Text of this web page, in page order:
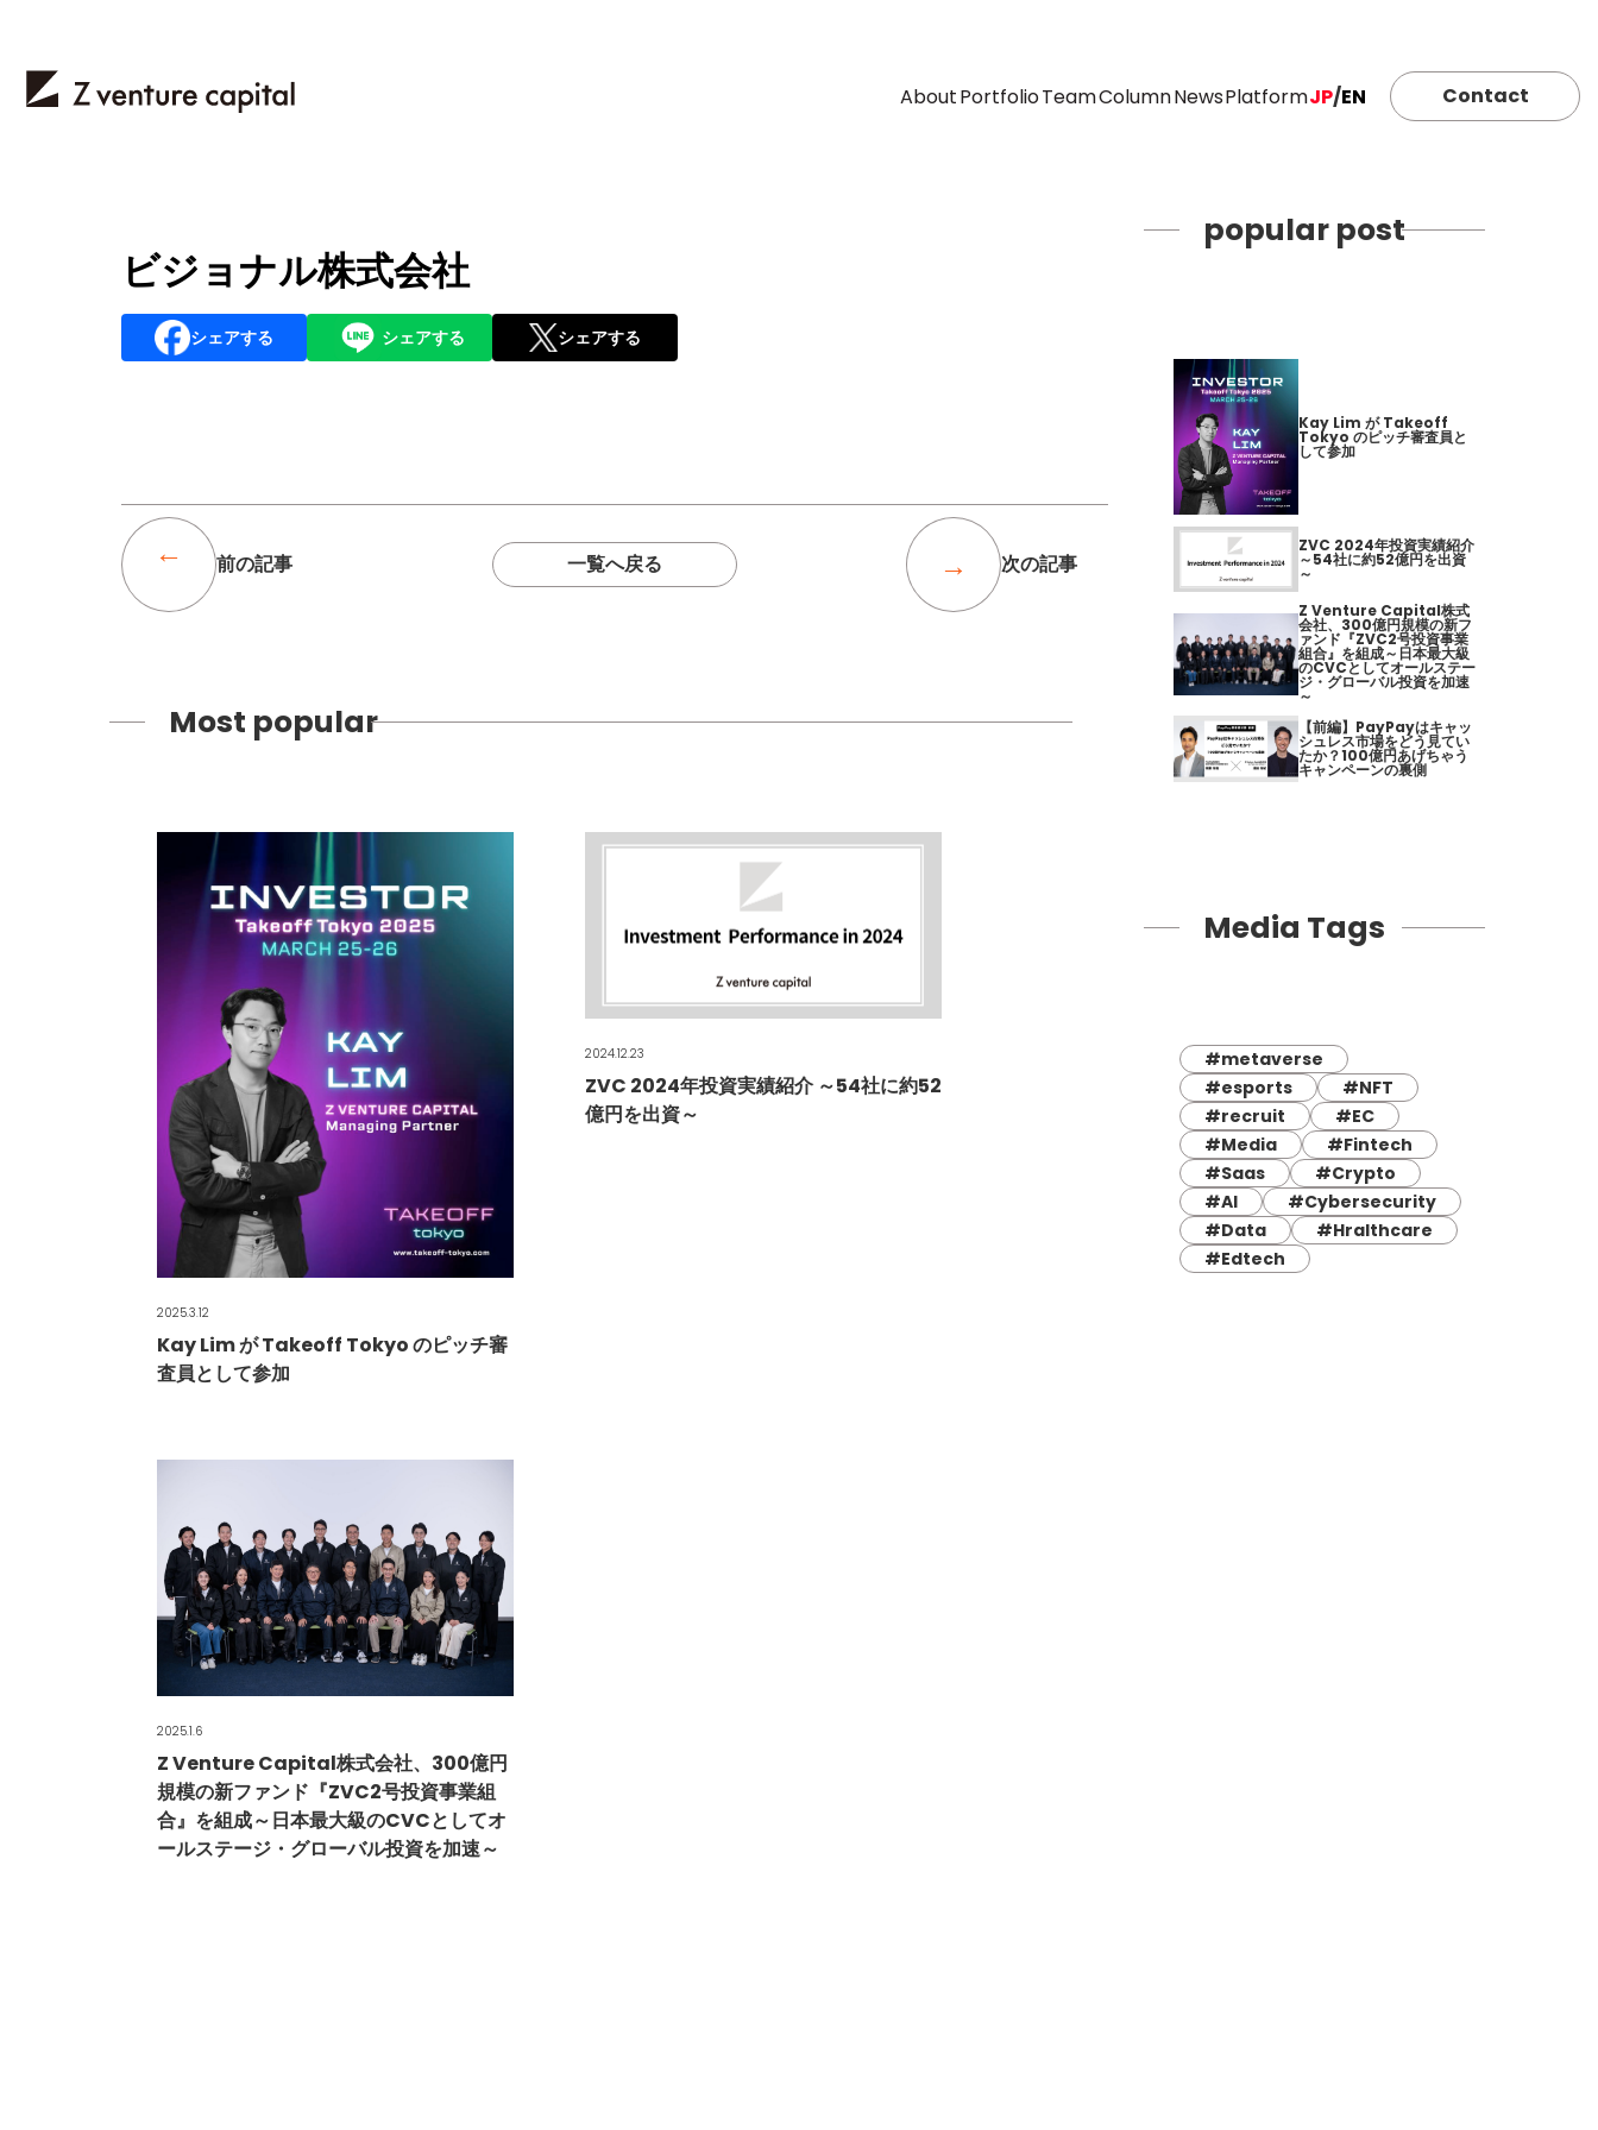
AboutPortfolioTeamColumnNewsPlatformJP/EN Contact
ビジョナル株式会社
シェアする シェアする シェアする
前の記事 一覧へ戻る 次の記事
Most popular
2025.3.12
Kay Lim が Takeoff Tokyo のピッチ審
査員として参加
2024.12.23
ZVC 2024年投資実績紹介 ～54社に約52
億円を出資～
2025.1.6
Z Venture Capital株式会社、300億円
規模の新ファンド『ZVC2号投資事業組
合』を組成～日本最大級のCVCとしてオ
ールステージ・グローバル投資を加速～
popular post
Kay Lim が Takeoff
Tokyo のピッチ審査員と
して参加
ZVC 2024年投資実績紹介
～54社に約52億円を出資
～
Z Venture Capital株式
会社、300億円規模の新フ
ァンド『ZVC2号投資事業
組合』を組成～日本最大級
のCVCとしてオールステー
ジ・グローバル投資を加速
～
【前編】PayPayはキャッ
シュレス市場をどう見てい
たか？100億円あげちゃう
キャンペーンの裏側
Media Tags
#metaverse
#esports
#NFT
#recruit
#EC
#Media
#Fintech
#Saas
#Crypto
#AI
#Cybersecurity
#Data
#Hralthcare
#Edtech